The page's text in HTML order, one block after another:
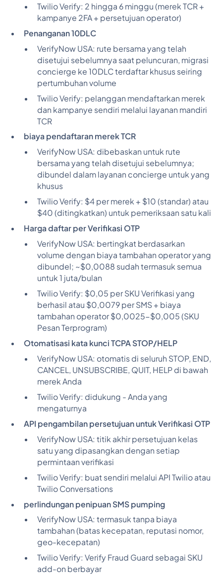
Twilio Verify: 2 hingga 6 minggu (merek TCR +
kampanye 2FA + persetujuan operator)
Penanganan 10DLC
VerifyNow USA: rute bersama yang telah
disetujui sebelumnya saat peluncuran, migrasi
concierge ke 10DLC terdaftar khusus seiring
pertumbuhan volume
Twilio Verify: pelanggan mendaftarkan merek
dan kampanye sendiri melalui layanan mandiri
TCR
biaya pendaftaran merek TCR
VerifyNow USA: dibebaskan untuk rute
bersama yang telah disetujui sebelumnya;
dibundel dalam layanan concierge untuk yang
khusus
Twilio Verify: $4 per merek + $10 (standar) atau
$40 (ditingkatkan) untuk pemeriksaan satu kali
Harga daftar per Verifikasi OTP
VerifyNow USA: bertingkat berdasarkan
volume dengan biaya tambahan operator yang
dibundel; ~$0,0088 sudah termasuk semua
untuk 1 juta/bulan
Twilio Verify: $0,05 per SKU Verifikasi yang
berhasil atau $0,0079 per SMS + biaya
tambahan operator $0,0025-$0,005 (SKU
Pesan Terprogram)
Otomatisasi kata kunci TCPA STOP/HELP
VerifyNow USA: otomatis di seluruh STOP, END,
CANCEL, UNSUBSCRIBE, QUIT, HELP di bawah
merek Anda
Twilio Verify: didukung - Anda yang
mengaturnya
API pengambilan persetujuan untuk Verifikasi OTP
VerifyNow USA: titik akhir persetujuan kelas
satu yang dipasangkan dengan setiap
permintaan verifikasi
Twilio Verify: buat sendiri melalui API Twilio atau
Twilio Conversations
perlindungan penipuan SMS pumping
VerifyNow USA: termasuk tanpa biaya
tambahan (batas kecepatan, reputasi nomor,
geo-kecepatan)
Twilio Verify: Verify Fraud Guard sebagai SKU
add-on berbayar